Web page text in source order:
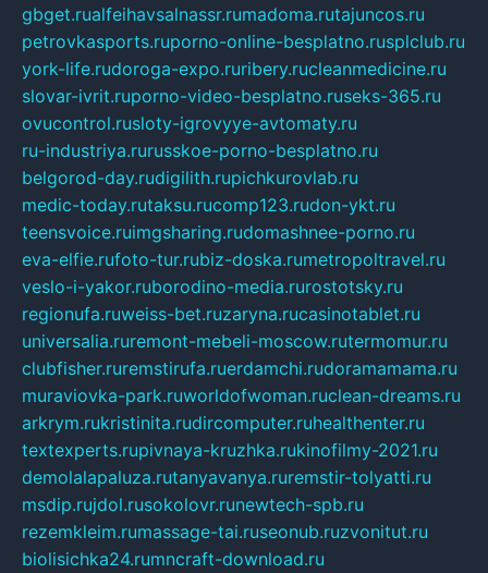
gbget.rualfeihavsalnassr.rumadoma.rutajuncos.ru
petrovkasports.ruporno-online-besplatno.rusplclub.ru
york-life.rudoroga-expo.ruribery.rucleanmedicine.ru
slovar-ivrit.ruporno-video-besplatno.ruseks-365.ru
ovucontrol.rusloty-igrovyye-avtomaty.ru
ru-industriya.rurusskoe-porno-besplatno.ru
belgorod-day.rudigilith.rupichkurovlab.ru
medic-today.rutaksu.rucomp123.rudon-ykt.ru
teensvoice.ruimgsharing.rudomashnee-porno.ru
eva-elfie.rufoto-tur.rubiz-doska.rumetropoltravel.ru
veslo-i-yakor.ruborodino-media.rurostotsky.ru
regionufa.ruweiss-bet.ruzaryna.rucasinotablet.ru
universalia.ruremont-mebeli-moscow.rutermomur.ru
clubfisher.ruremstirufa.ruerdamchi.rudoramamama.ru
muraviovka-park.ruworldofwoman.ruclean-dreams.ru
arkrym.rukristinita.rudircomputer.ruhealthenter.ru
textexperts.rupivnaya-kruzhka.rukinofilmy-2021.ru
demolalapaluza.rutanyavanya.ruremstir-tolyatti.ru
msdip.rujdol.rusokolovr.runewtech-spb.ru
rezemkleim.rumassage-tai.ruseonub.ruzvonitut.ru
biolisichka24.rumncraft-download.ru